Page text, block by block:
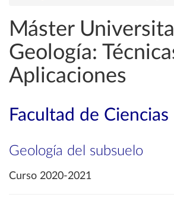
Máster
Geología:
Aplicaciones
Facultad de Ciencias
Geología del subsuelo
Curso 2020-2021